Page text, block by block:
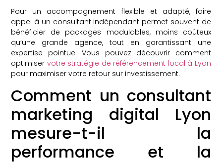
Pour un accompagnement flexible et adapté, faire
appel à un consultant indépendant permet souvent de
bénéficier de packages modulables, moins coûteux
qu’une grande agence, tout en garantissant une
expertise pointue. Vous pouvez découvrir comment
optimiser votre stratégie de référencement local à Lyon
pour maximiser votre retour sur investissement.
Comment un consultant
marketing digital Lyon
mesure-t-il la
performance et la